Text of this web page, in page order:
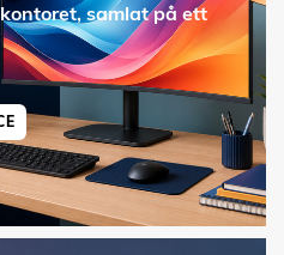
samlat på ett